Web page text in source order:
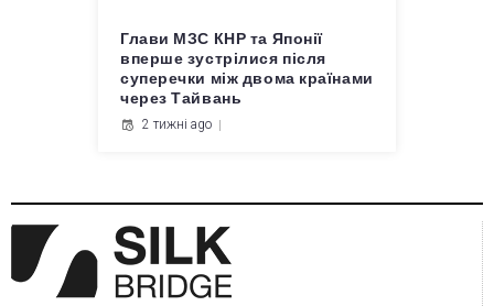
Глави МЗС КНР та Японії
вперше зустрілися після
суперечки між двома країнами
через Тайвань
2 тижні ago